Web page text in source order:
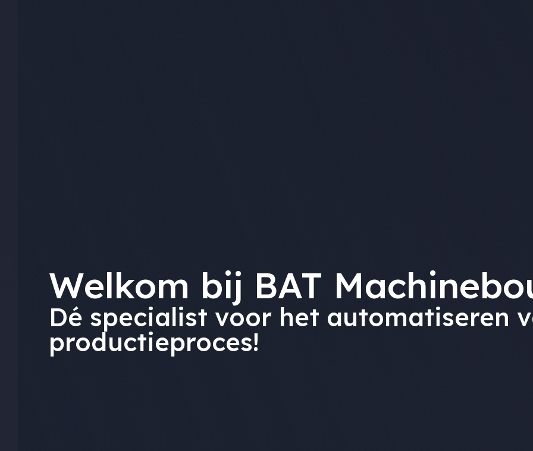
Welkom bij BAT
Dé specialist voor het automatiseren
productieproces!